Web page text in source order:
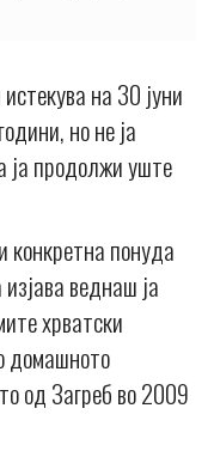
на 30 јуни
но не ја
ја продолжи уште
конкретна понуда
веднаш ја
хрватски
домашното
од Загреб во 2009